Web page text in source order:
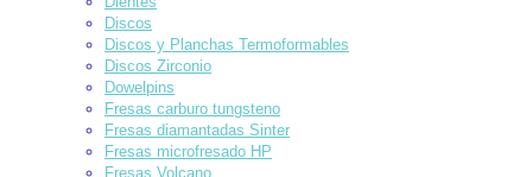
Discos
Discos y Planchas Termoformables
Discos Zirconio
Dowelpins
Fresas carburo tungsteno
Fresas diamantadas Sinter
Fresas microfresado HP
Fresas Volcano